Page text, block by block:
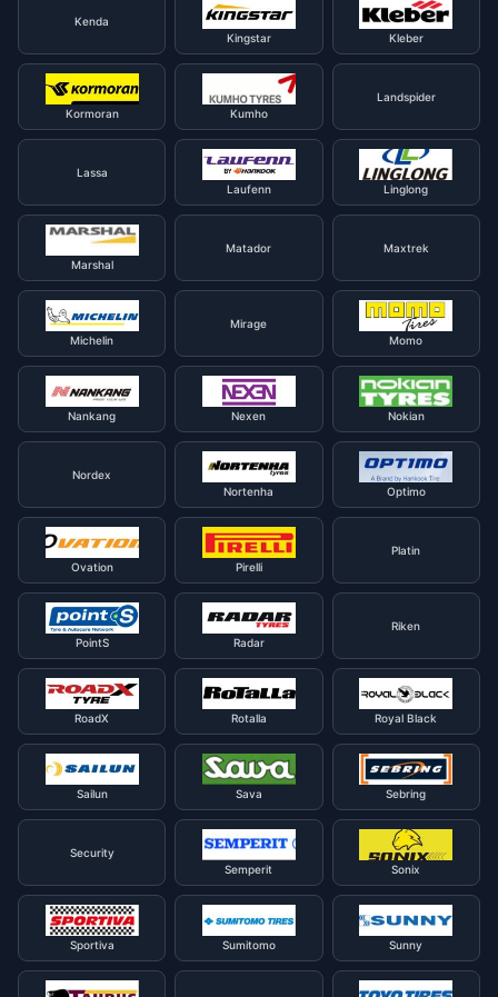
Kenda
Kingstar
Kleber
Kormoran Kumho
Landspider
Lassa
Laufenn
Linglong
Marshal
Matador Maxtrek
Michelin
Mirage
Momo
Nankang Nexen Nokian
Nordex
Nortenha
Optimo
Ovation Pirelli
Platin
PointS Radar
Riken
RoadX Rotalla Royal Black
Sailun Sava Sebring
Security
Semperit
Sonix
Sportiva Sumitomo Sunny